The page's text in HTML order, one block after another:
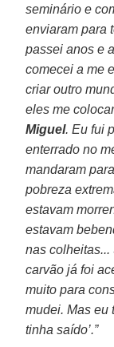
seminário e
enviaram para
passei anos e
comecei a me
criar outro
eles me
Miguel. Eu fui
enterrado no
mandaram
pobreza
estavam
estavam
nas
carvão já foi
muito para
mudei. Mas eu
tinha saído’.”